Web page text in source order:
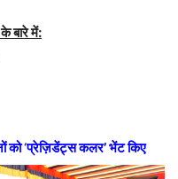
बारे में:
को‘प्रेज़िडेंट्स कलर’ भेंट किए